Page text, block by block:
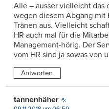
Alle – ausser vielleicht das
wegen diesem Abgang mit
Tränen aus. Vielleicht
HR auch mal für die
Management-hörig. Der
vom HR sind ja sowas von
Antworten
tannenhäher